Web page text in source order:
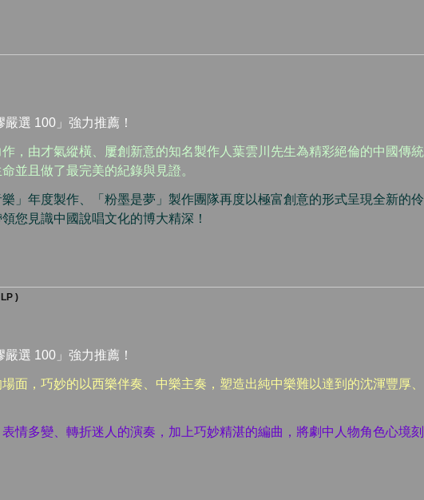
選 100」強力推薦！
，由才氣縱橫、屢創新意的知名製作人葉雲川先生為精彩絕倫的中國傳統
並且做了最完美的紀錄與見證。
」年度製作、「粉墨是夢」製作團隊再度以極富創意的形式呈現全新的伶
您見識中國說唱文化的博大精深！
)
選 100」強力推薦！
面，巧妙的以西樂伴奏、中樂主奏，塑造出純中樂難以達到的沈渾豐厚、
情多變、轉折迷人的演奏，加上巧妙精湛的編曲，將劇中人物角色心境刻